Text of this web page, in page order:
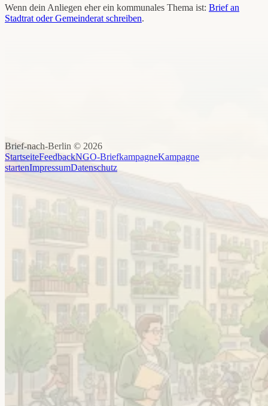
Wenn dein Anliegen eher ein kommunales Thema ist: Brief an
Stadtrat oder Gemeinderat schreiben.
Brief-nach-Berlin © 2026
StartseiteFeedbackNGO-BriefkampagneKampagne
startenImpressumDatenschutz